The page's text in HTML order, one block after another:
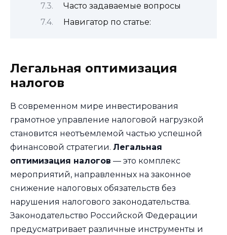
Часто задаваемые вопросы
Навигатор по статье:
Легальная оптимизация
налогов
В современном мире инвестирования
грамотное управление налоговой нагрузкой
становится неотъемлемой частью успешной
финансовой стратегии. Легальная
оптимизация налогов — это комплекс
мероприятий, направленных на законное
снижение налоговых обязательств без
нарушения налогового законодательства.
Законодательство Российской Федерации
предусматривает различные инструменты и